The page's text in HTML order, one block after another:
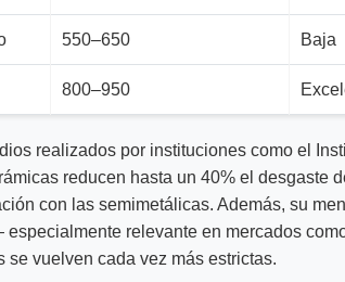
550–650 Baja
800–950
realizados por instituciones como el
reducen hasta un 40% el desgaste
con las semimetálicas. Además, su
relevante en mercados
se vuelven cada vez más estrictas.